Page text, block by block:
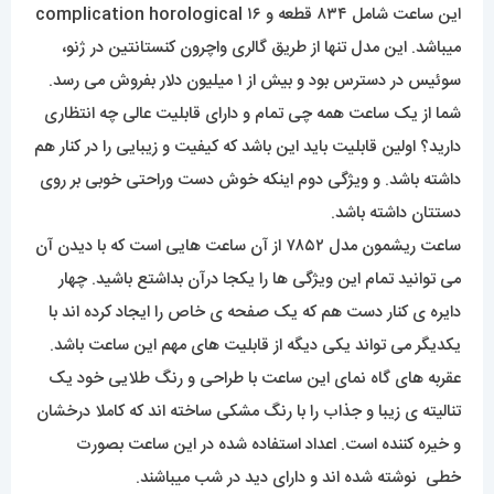
این ساعت شامل ۸۳۴ قطعه و ۱۶ complication horological
میباشد. این مدل تنها از طریق گالری واچرون کنستانتین در ژنو،
سوئیس در دسترس بود و بیش از ۱ میلیون دلار بفروش می رسد.
شما از یک ساعت همه چی تمام و دارای قابلیت عالی چه انتظاری
دارید؟ اولین قابلیت باید این باشد که کیفیت و زیبایی را در کنار هم
داشته باشد. و ویژگی دوم اینکه خوش دست وراحتی خوبی بر روی
دستتان داشته باشد.
ساعت ریشمون مدل ۷۸۵۲ از آن ساعت هایی است که با دیدن آن
می توانید تمام این ویژگی ها را یکجا درآن بداشتع باشید. چهار
دایره ی کنار دست هم که یک صفحه ی خاص را ایجاد کرده اند با
یکدیگر می تواند یکی دیگه از قابلیت های مهم این ساعت باشد.
عقربه های گاه نمای این ساعت با طراحی و رنگ طلایی خود یک
تنالیته ی زیبا و جذاب را با رنگ مشکی ساخته اند که کاملا درخشان
و خیره کننده است. اعداد استفاده شده در این ساعت بصورت
خطی نوشته شده اند و دارای دید در شب میباشند.